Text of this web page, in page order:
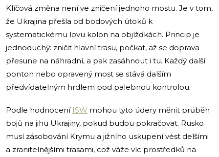
Klíčová změna není ve zničení jednoho mostu. Je v tom,
že Ukrajina přešla od bodových útoků k
systematickému lovu kolon na objížďkách. Princip je
jednoduchý: zničit hlavní trasu, počkat, až se doprava
přesune na náhradní, a pak zasáhnout i tu. Každý další
ponton nebo opravený most se stává dalším
předvídatelným hrdlem pod palebnou kontrolou.
Podle hodnocení ISW mohou tyto údery měnit průběh
bojů na jihu Ukrajiny, pokud budou pokračovat. Rusko
musí zásobování Krymu a jižního uskupení vést delšími
a zranitelnějšími trasami, což váže víc prostředků na